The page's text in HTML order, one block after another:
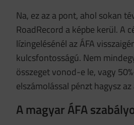
Na, ez az a pont, ahol sokan
RoadRecord a képbe kerül. A
lízingelésénél az ÁFA
kulcsfontosságú. Nem
összeget vonod-e le, vagy
elszámolással pénzt hagysz
A magyar ÁFA